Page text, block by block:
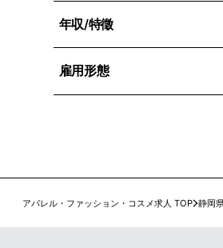
年収/特徵
雇用形態
アパレル・ファッション・コスメ求人 TOP 静岡